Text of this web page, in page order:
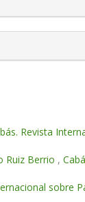
Revista
Ruiz Berrio ,
sobre